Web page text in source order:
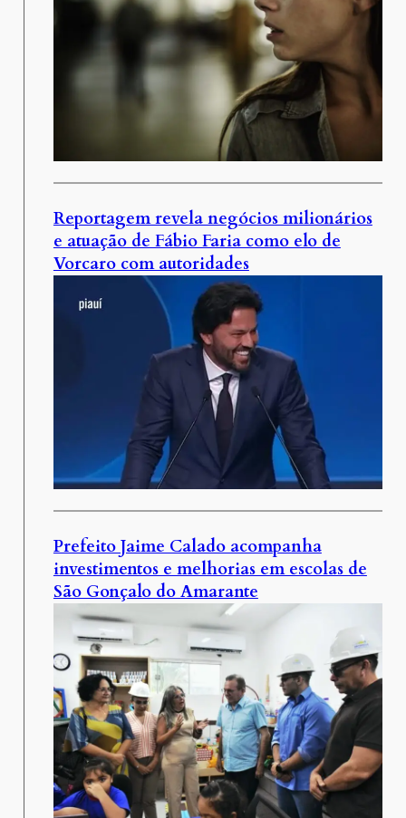
Reportagem revela negócios milionários
e atuação de Fábio Faria como elo de
Vorcaro com autoridades
Prefeito Jaime Calado acompanha
investimentos e melhorias em escolas de
São Gonçalo do Amarante